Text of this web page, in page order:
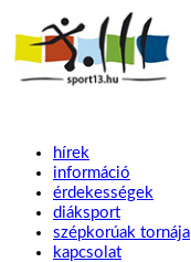
hírek
információ
érdekességek
diáksport
szépkorúak tornája
kapcsolat